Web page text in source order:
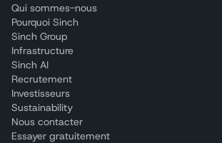
Qui sommes-nous
Pourquoi Sinch
Sinch Group
Infrastructure
Sinch AI
Recrutement
Investisseurs
Sustainability
Nous contacter
Essayer gratuitement